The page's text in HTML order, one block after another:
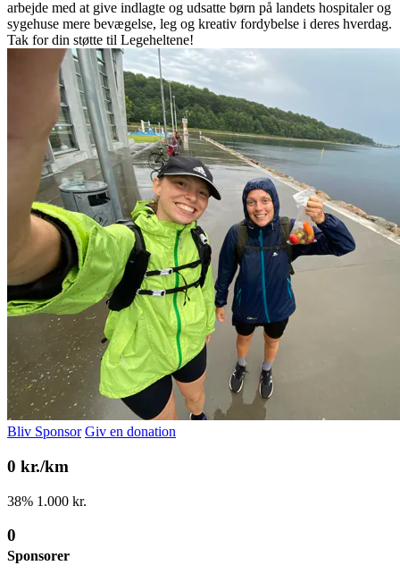
arbejde med at give indlagte og udsatte børn på landets hospitaler og
sygehuse mere bevægelse, leg og kreativ fordybelse i deres hverdag.
Tak for din støtte til Legeheltene!
Bliv Sponsor Giv en donation
0 kr./km
38% 1.000 kr.
0
Sponsorer